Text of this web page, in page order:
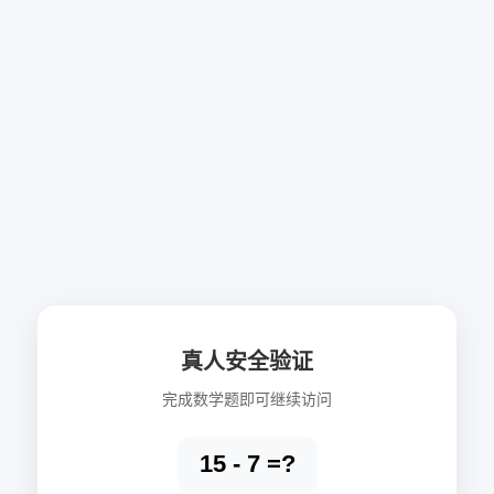
真人安全验证
完成数学题即可继续访问
15 - 7 =?